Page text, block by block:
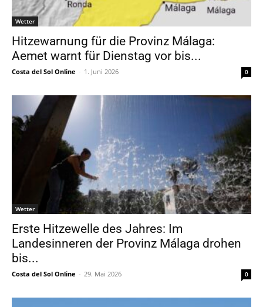
Wetter
Hitzewarnung für die Provinz Málaga:
Aemet warnt für Dienstag vor bis...
Costa del Sol Online - 1. Juni 2026 0
Wetter
Erste Hitzewelle des Jahres: Im
Landesinneren der Provinz Málaga drohen
bis...
Costa del Sol Online - 29. Mai 2026 0